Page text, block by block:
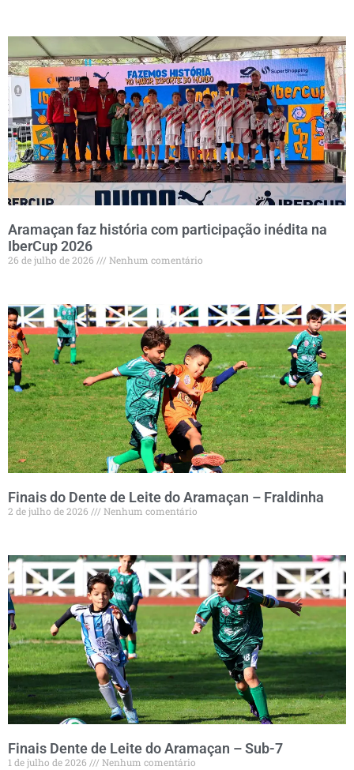
Aramaçan faz história com participação inédita na
IberCup 2026
26 de julho de 2026 Nenhum comentário
Finais do Dente de Leite do Aramaçan – Fraldinha
2 de julho de 2026 Nenhum comentário
Finais Dente de Leite do Aramaçan – Sub-7
1 de julho de 2026 Nenhum comentário